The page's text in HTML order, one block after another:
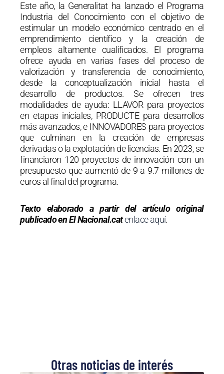
Este año, la Generalitat ha lanzado el Programa
Industria del Conocimiento con el objetivo de
estimular un modelo económico centrado en el
emprendimiento científico y la creación de
empleos altamente cualificados. El programa
ofrece ayuda en varias fases del proceso de
valorización y transferencia de conocimiento,
desde la conceptualización inicial hasta el
desarrollo de productos. Se ofrecen tres
modalidades de ayuda: LLAVOR para proyectos
en etapas iniciales, PRODUCTE para desarrollos
más avanzados, e INNOVADORES para proyectos
que culminan en la creación de empresas
derivadas o la explotación de licencias. En 2023, se
financiaron 120 proyectos de innovación con un
presupuesto que aumentó de 9 a 9.7 millones de
euros al final del programa.
Texto elaborado a partir del artículo original
publicado en El Nacional.catenlace aquí.
Otras noticias de interés